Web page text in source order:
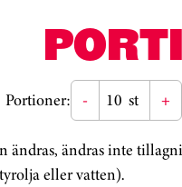
Portioner: - st +
ändras inte
eller vatten).